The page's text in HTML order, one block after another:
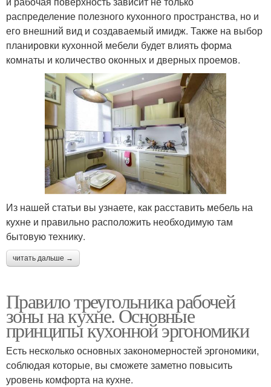
распределение полезного кухонного пространства, но и
его внешний вид и создаваемый имидж. Также на выбор
планировки кухонной мебели будет влиять форма
комнаты и количество оконных и дверных проемов.
Из нашей статьи вы узнаете, как расставить мебель на
кухне и правильно расположить необходимую там
бытовую технику.
читать дальше →
Правило треугольника рабочей
зоны на кухне. Основные
принципы кухонной эргономики
Есть несколько основных закономерностей эргономики,
соблюдая которые, вы сможете заметно повысить
уровень комфорта на кухне.